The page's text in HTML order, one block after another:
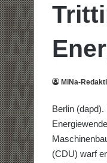
MiNa-
Berlin
(CDU) warf